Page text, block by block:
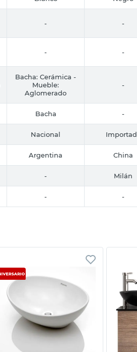
- -
- -
Bacha: Cerámica -
Mueble:
Aglomerado
-
Bacha -
Nacional
Argentina China
- Milán
- -
Vista rápida